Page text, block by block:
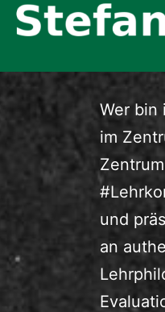
Wer bin
im
und
an